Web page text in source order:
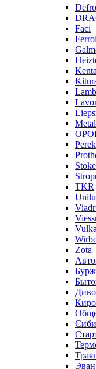
Defro
Faci
TKR
Zota
Диво
Эван